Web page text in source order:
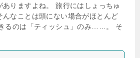
りますよね。 旅行にはしょっちゅ
んなことは頭にない場合がほとんど
るのは「ティッシュ」のみ……。 そ